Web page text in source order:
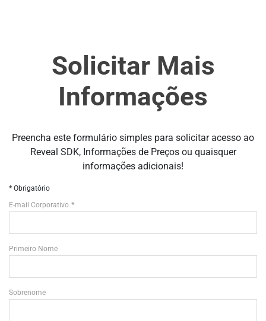
Solicitar Mais
Informações
Preencha este formulário simples para solicitar acesso ao
Reveal SDK, Informações de Preços ou quaisquer
informações adicionais!
Obrigatório
E-mail Corporativo
Primeiro Nome
Sobrenome